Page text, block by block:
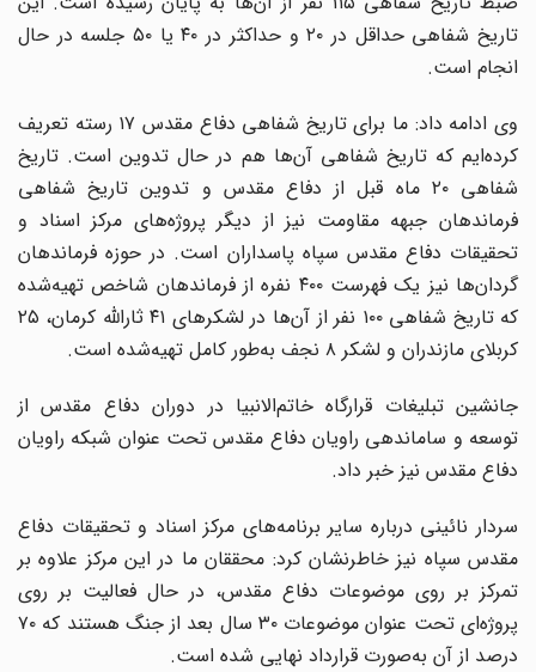
تاریخ شفاهی حداقل در ٢٠ و حداکثر در ۴٠ یا ۵٠ جلسه در حال
انجام است.
وی ادامه داد: ما برای تاریخ شفاهی دفاع مقدس ١٧ رسته تعریف
کرده‌ایم که تاریخ شفاهی آن‌ها هم در حال تدوین است. تاریخ
شفاهی ٢٠ ماه قبل از دفاع مقدس و تدوین تاریخ شفاهی
فرماندهان جبهه مقاومت نیز از دیگر پروژه‌های مرکز اسناد و
تحقیقات دفاع مقدس سپاه پاسداران است. در حوزه فرماندهان
گردان‌ها نیز یک فهرست ۴٠٠ نفره از فرماندهان شاخص تهیه‌شده
که تاریخ شفاهی ١٠٠ نفر از آن‌ها در لشکر‌های ۴١ ثارالله کرمان، ٢۵
کربلای مازندران و لشکر ٨ نجف به‌طور کامل تهیه‌شده است.
جانشین تبلیغات قرارگاه خاتم‌الانبیا در دوران دفاع مقدس از
توسعه و ساماندهی راویان دفاع مقدس تحت عنوان شبکه راویان
دفاع مقدس نیز خبر داد.
سردار نائینی درباره سایر برنامه‌های مرکز اسناد و تحقیقات دفاع
مقدس سپاه نیز خاطرنشان کرد: محققان ما در این مرکز علاوه بر
تمرکز بر روی موضوعات دفاع مقدس، در حال فعالیت بر روی
پروژه‌ای تحت عنوان موضوعات ٣٠ سال بعد از جنگ هستند که ٧٠
درصد از آن به‌صورت قرارداد نهایی شده است.